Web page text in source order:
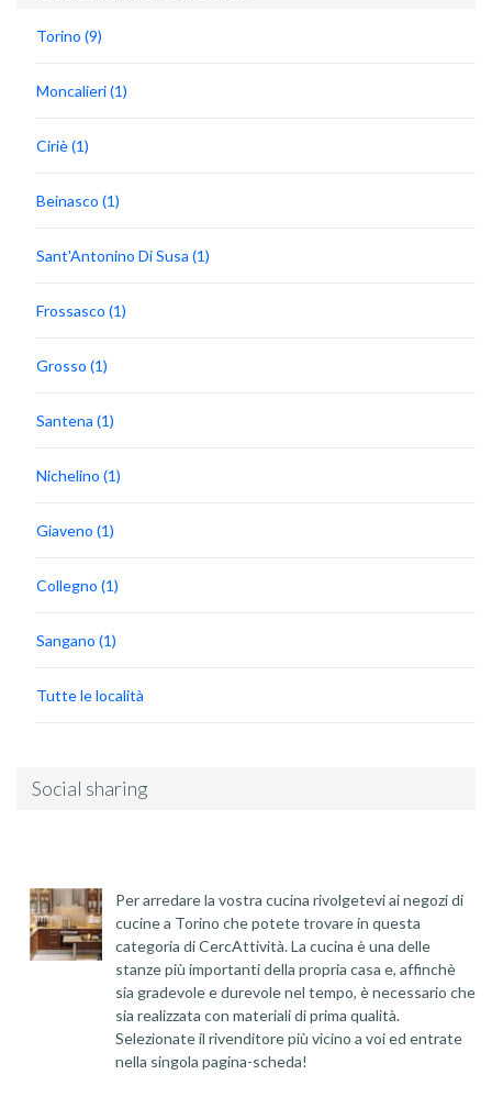
Torino (9)
Moncalieri (1)
Ciriè (1)
Beinasco (1)
Sant'Antonino Di Susa (1)
Frossasco (1)
Grosso (1)
Santena (1)
Nichelino (1)
Giaveno (1)
Collegno (1)
Sangano (1)
Tutte le località
Social sharing
Per arredare la vostra cucina rivolgetevi ai negozi di
cucine a Torino che potete trovare in questa
categoria di CercAttività. La cucina è una delle
stanze più importanti della propria casa e, affinchè
sia gradevole e durevole nel tempo, è necessario che
sia realizzata con materiali di prima qualità.
Selezionate il rivenditore più vicino a voi ed entrate
nella singola pagina-scheda!